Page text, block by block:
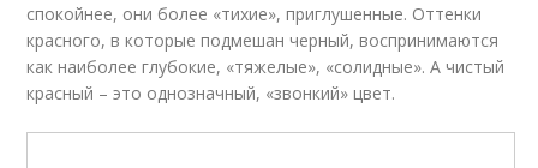
спокойнее, они более «тихие», приглушенные. Оттенки
красного, в которые подмешан черный, воспринимаются
как наиболее глубокие, «тяжелые», «солидные». А чистый
красный – это однозначный, «звонкий» цвет.